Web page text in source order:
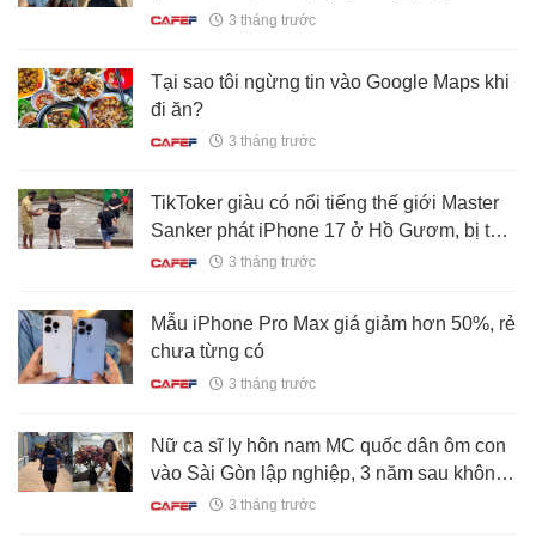
làm chung 1 việc
3 tháng trước
Tại sao tôi ngừng tin vào Google Maps khi
đi ăn?
3 tháng trước
TikToker giàu có nổi tiếng thế giới Master
Sanker phát iPhone 17 ở Hồ Gươm, bị tố
"phông bạt": Nghi đòi quà sau hậu trường
3 tháng trước
Mẫu iPhone Pro Max giá giảm hơn 50%, rẻ
chưa từng có
3 tháng trước
Nữ ca sĩ ly hôn nam MC quốc dân ôm con
vào Sài Gòn lập nghiệp, 3 năm sau không
thể đi hát giờ ra sao?
3 tháng trước